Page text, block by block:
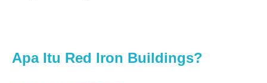
Apa Itu Red Iron Buildings?